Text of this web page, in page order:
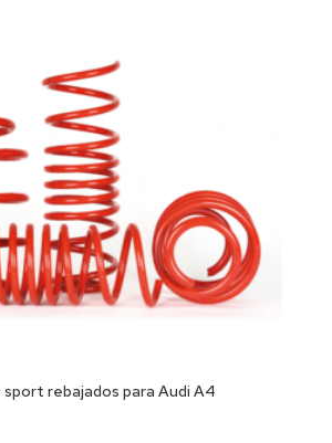
rebajados para Audi A4